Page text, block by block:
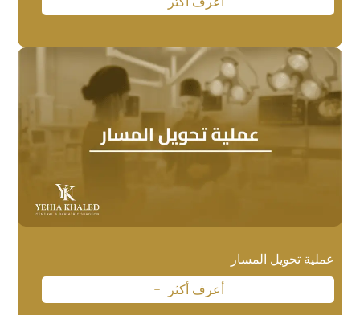
عملية تحويل المسار
أعرف أكثر L